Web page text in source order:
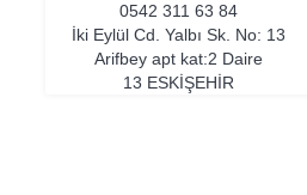
0542 311 63 84
İki Eylül Cd. Yalbı Sk. No: 13
Arifbey apt kat:2 Daire
13 ESKIŞEHIR